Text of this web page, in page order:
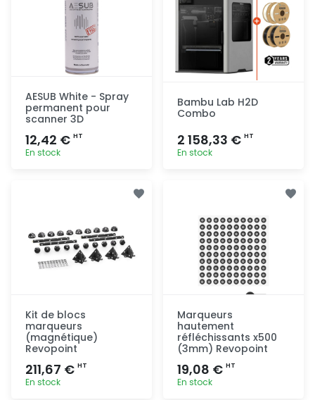
AESUB White - Spray
permanent pour
scanner 3D
12,42 € HT
En stock
Bambu Lab H2D
Combo
2 158,33 € HT
En stock
Kit de blocs
marqueurs
(magnétique)
Revopoint
211,67 € HT
En stock
Marqueurs
hautement
réfléchissants x500
(3mm) Revopoint
19,08 € HT
En stock